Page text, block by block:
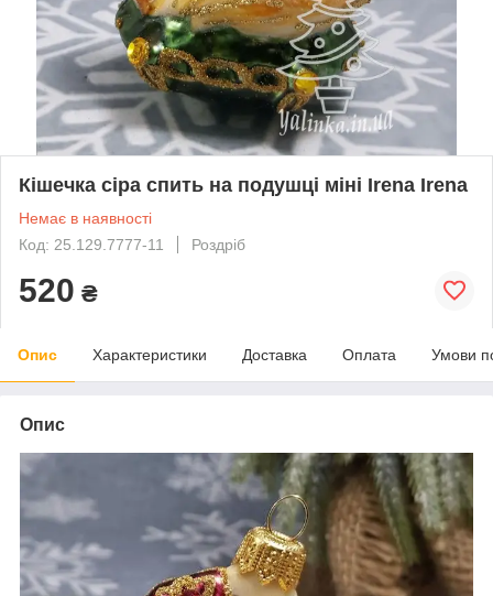
Кішечка сіра спить на подушці міні Irena Irena
Немає в наявності
Код: 25.129.7777-11
Роздріб
520 ₴
Опис Характеристики Доставка Оплата Умови
Опис